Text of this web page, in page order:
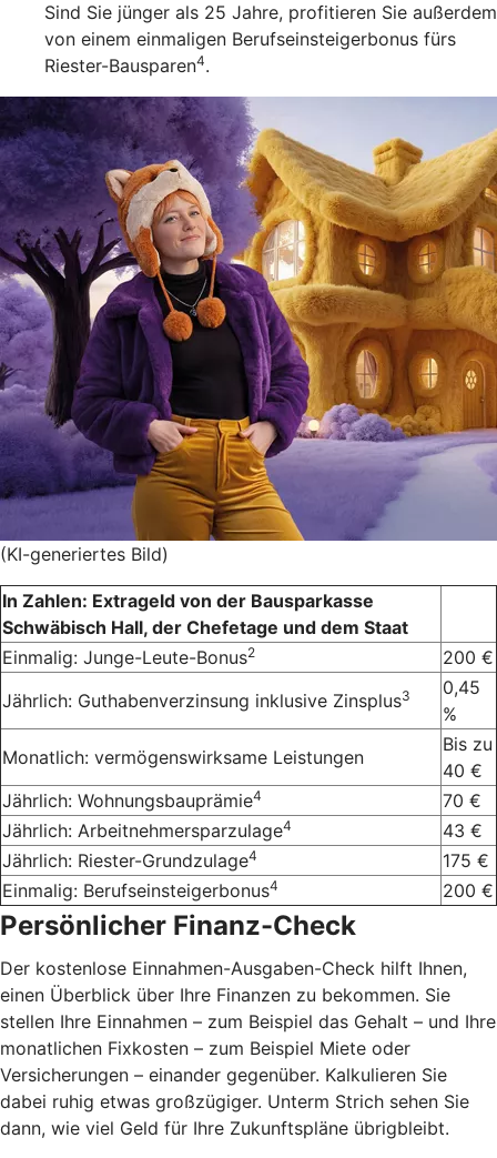
Sind Sie jünger als 25 Jahre, profitieren Sie außerdem
von einem einmaligen Berufseinsteigerbonus fürs
Riester-Bausparen4.
(KI-generiertes Bild)
In Zahlen: Extrageld von der Bausparkasse
Schwäbisch Hall, der Chefetage und dem Staat
Einmalig: Junge-Leute-Bonus2
200 €
Jährlich: Guthabenverzinsung inklusive Zinsplus3
0,45
%
Monatlich: vermögenswirksame Leistungen
Bis zu
40 €
Jährlich: Wohnungsbauprämie4
70 €
Jährlich: Arbeitnehmersparzulage4
43 €
Jährlich: Riester-Grundzulage4
175 €
Einmalig: Berufseinsteigerbonus4 200 €
Persönlicher Finanz-Check
Der kostenlose Einnahmen-Ausgaben-Check hilft Ihnen,
einen Überblick über Ihre Finanzen zu bekommen. Sie
stellen Ihre Einnahmen – zum Beispiel das Gehalt – und Ihre
monatlichen Fixkosten – zum Beispiel Miete oder
Versicherungen – einander gegenüber. Kalkulieren Sie
dabei ruhig etwas großzügiger. Unterm Strich sehen Sie
dann, wie viel Geld für Ihre Zukunftspläne übrigbleibt.